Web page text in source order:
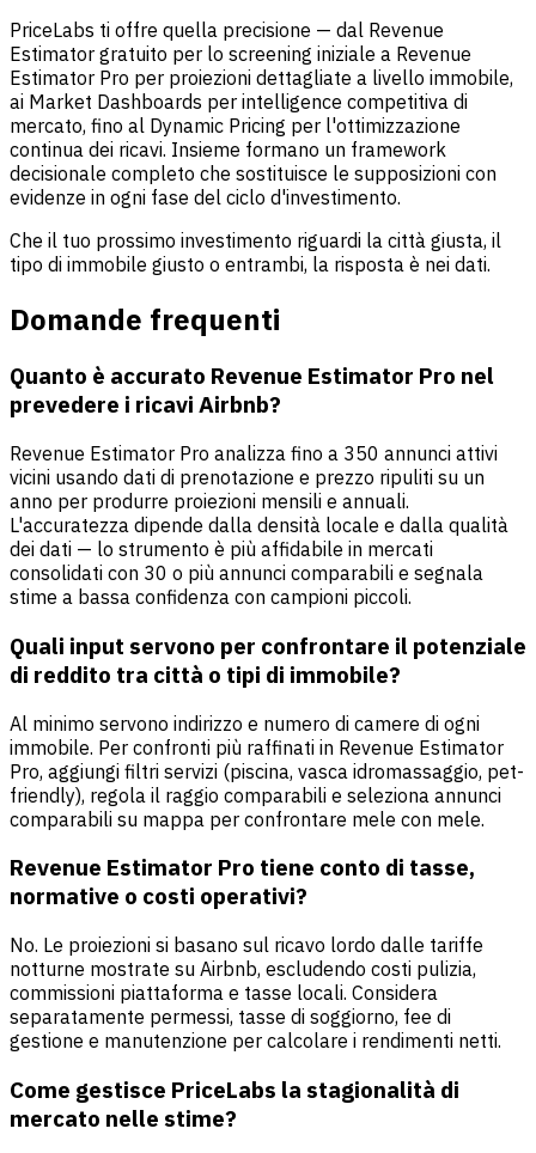
PriceLabs ti offre quella precisione — dal Revenue
Estimator gratuito per lo screening iniziale a Revenue
Estimator Pro per proiezioni dettagliate a livello immobile,
ai Market Dashboards per intelligence competitiva di
mercato, fino al Dynamic Pricing per l'ottimizzazione
continua dei ricavi. Insieme formano un framework
decisionale completo che sostituisce le supposizioni con
evidenze in ogni fase del ciclo d'investimento.
Che il tuo prossimo investimento riguardi la città giusta, il
tipo di immobile giusto o entrambi, la risposta è nei dati.
Domande frequenti
Quanto è accurato Revenue Estimator Pro nel
prevedere i ricavi Airbnb?
Revenue Estimator Pro analizza fino a 350 annunci attivi
vicini usando dati di prenotazione e prezzo ripuliti su un
anno per produrre proiezioni mensili e annuali.
L'accuratezza dipende dalla densità locale e dalla qualità
dei dati — lo strumento è più affidabile in mercati
consolidati con 30 o più annunci comparabili e segnala
stime a bassa confidenza con campioni piccoli.
Quali input servono per confrontare il potenziale
di reddito tra città o tipi di immobile?
Al minimo servono indirizzo e numero di camere di ogni
immobile. Per confronti più raffinati in Revenue Estimator
Pro, aggiungi filtri servizi (piscina, vasca idromassaggio, pet-
friendly), regola il raggio comparabili e seleziona annunci
comparabili su mappa per confrontare mele con mele.
Revenue Estimator Pro tiene conto di tasse,
normative o costi operativi?
No. Le proiezioni si basano sul ricavo lordo dalle tariffe
notturne mostrate su Airbnb, escludendo costi pulizia,
commissioni piattaforma e tasse locali. Considera
separatamente permessi, tasse di soggiorno, fee di
gestione e manutenzione per calcolare i rendimenti netti.
Come gestisce PriceLabs la stagionalità di
mercato nelle stime?